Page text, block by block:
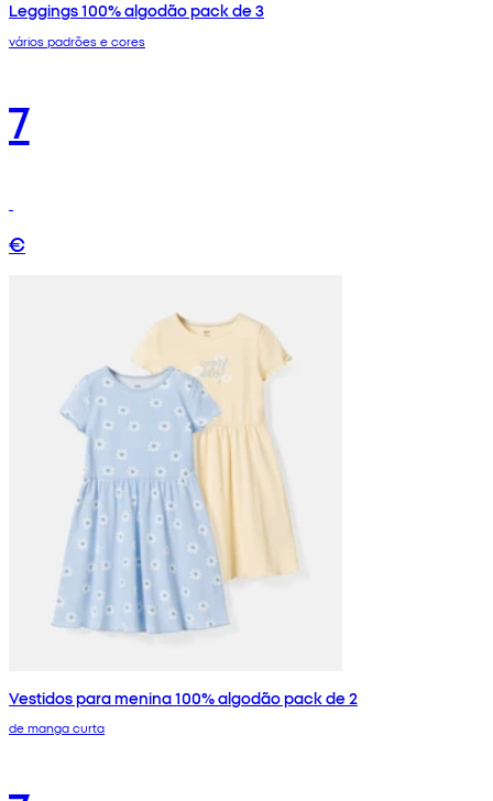
Leggings 100% algodão pack de 3
vários padrões e cores
7
€
Vestidos para menina 100% algodão pack de 2
de manga curta